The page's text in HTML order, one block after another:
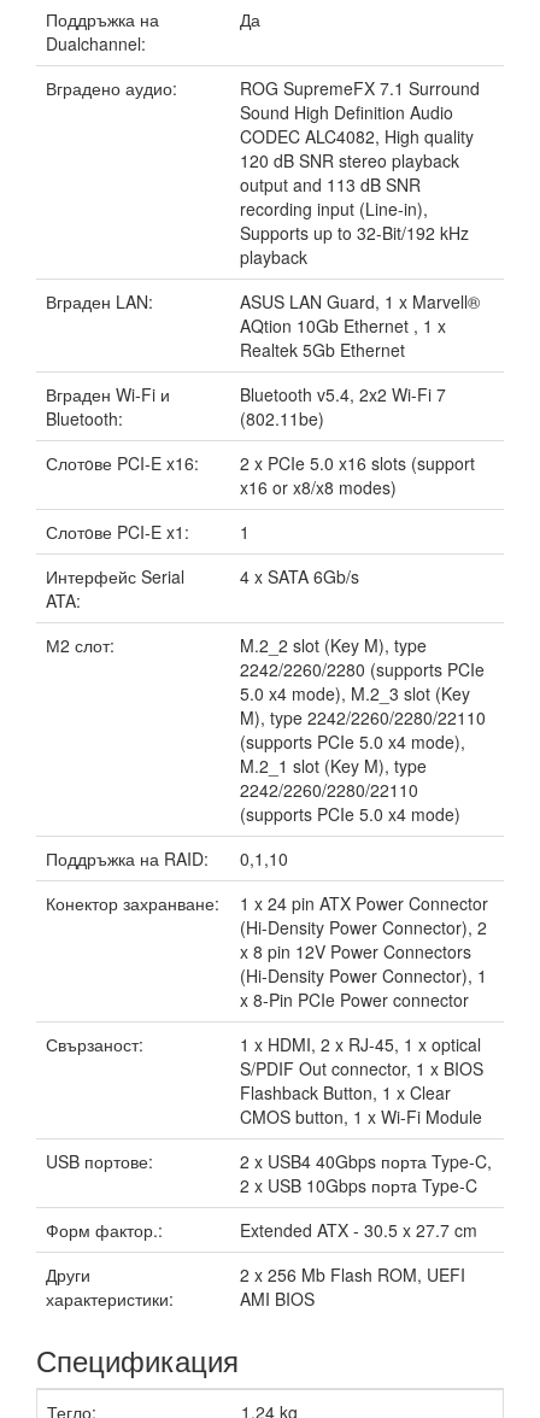
Поддръжка на
Dualchannel:
Да
Вградено аудио:
ROG SupremeFX 7.1 Surround
Sound High Definition Audio
CODEC ALC4082, High quality
120 dB SNR stereo playback
output and 113 dB SNR
recording input (Line-in),
Supports up to 32-Bit/192 kHz
playback
Вграден LAN:
ASUS LAN Guard, 1 x Marvell®
AQtion 10Gb Ethernet , 1 x
Realtek 5Gb Ethernet
Вграден Wi-Fi и
Bluetooth:
Bluetooth v5.4, 2x2 Wi-Fi 7
(802.11be)
Слотoве PCI-E x16:
2 x PCIe 5.0 x16 slots (support
x16 or x8/x8 modes)
Слотoве PCI-E x1:
1
Интерфейс Serial
ATA:
4 x SATA 6Gb/s
М2 слот:
M.2_2 slot (Key M), type
2242/2260/2280 (supports PCIe
5.0 x4 mode), M.2_3 slot (Key
M), type 2242/2260/2280/22110
(supports PCIe 5.0 x4 mode),
M.2_1 slot (Key M), type
2242/2260/2280/22110
(supports PCIe 5.0 x4 mode)
Поддръжка на RAID:
0,1,10
Конектор захранване:
1 x 24 pin ATX Power Connector
(Hi-Density Power Connector), 2
x 8 pin 12V Power Connectors
(Hi-Density Power Connector), 1
x 8-Pin PCIe Power connector
Свързаност:
1 x HDMI, 2 x RJ-45, 1 x optical
S/PDIF Out connector, 1 x BIOS
Flashback Button, 1 x Clear
CMOS button, 1 x Wi-Fi Module
USB портове:
2 x USB4 40Gbps порта Type-C,
2 x USB 10Gbps портa Type-C
Форм фактор.:
Extended ATX - 30.5 x 27.7 cm
Други
характеристики:
2 x 256 Mb Flash ROM, UEFI
AMI BIOS
Спецификация
Тегло: 1.24 kg